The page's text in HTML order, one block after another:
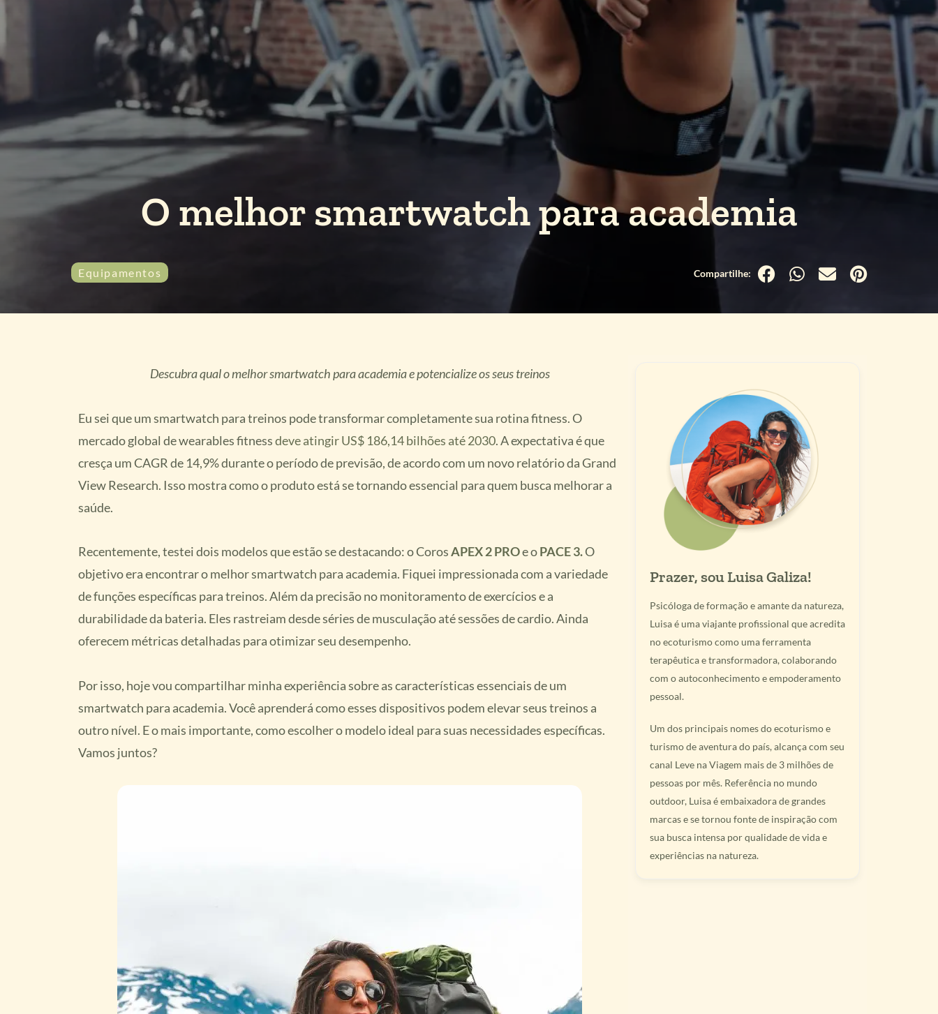
O melhor smartwatch para academia
Equipamentos
Descubra qual o melhor smartwatch para academia e potencialize os seus treinos
Eu sei que um smartwatch para treinos pode transformar completamente sua rotina fitness. O
mercado global de wearables fitnessdeve atingir US$ 186,14 bilhões até 2030. A expectativa é que
cresça um CAGR de 14,9% durante o período de previsão, de acordo com um novo relatório da Grand
View Research. Isso mostra como o produto está se tornando essencial para quem busca melhorar a
saúde.
Recentemente, testei dois modelos que estão se destacando: o CorosAPEX 2 PROe oPACE 3.O
objetivo era encontrar o melhor smartwatch para academia. Fiquei impressionada com a variedade
de funções específicas para treinos. Além da precisão no monitoramento de exercícios e a
durabilidade da bateria. Eles rastreiam desde séries de musculação até sessões de cardio. Ainda
oferecem métricas detalhadas para otimizar seu desempenho.
Por isso, hoje vou compartilhar minha experiência sobre as características essenciais de um
smartwatch para academia. Você aprenderá como esses dispositivos podem elevar seus treinos a
outro nível. E o mais importante, como escolher o modelo ideal para suas necessidades específicas.
Vamos juntos?
Prazer, sou Luisa Galiza!
Psicóloga de formação e amante da natureza,
Luisa é uma viajante profissional que acredita
no ecoturismo como uma ferramenta
terapêutica e transformadora, colaborando
com o autoconhecimento e empoderamento
pessoal.
Um dos principais nomes do ecoturismo e
turismo de aventura do país, alcança com seu
canal Leve na Viagem mais de 3 milhões de
pessoas por mês. Referência no mundo
outdoor, Luisa é embaixadora de grandes
marcas e se tornou fonte de inspiração com
sua busca intensa por qualidade de vida e
experiências na natureza.